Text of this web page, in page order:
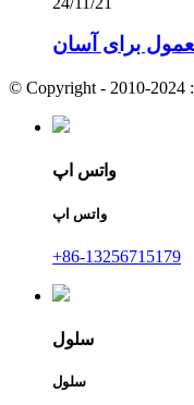
واتس اپ
واتس اپ
+86-13256715179
سلول
سلول